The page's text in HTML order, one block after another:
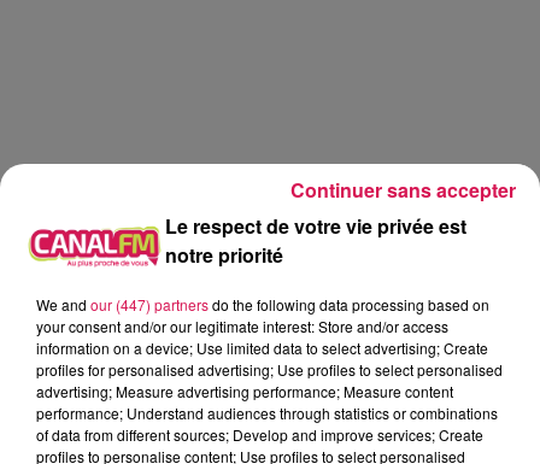
Lucas GLVL
Lucas GLVL - 30.05.2026 - CLUB'IN CANAL FM 23H
MINUIT
Le respect de votre vie privée est
notre priorité
We and our (447) partnersdo the following data processing based on
your consent and/or our legitimate interest: Store and/or access
information on a device; Use limited data to select advertising; Create
profiles for personalised advertising; Use profiles to select personalised
advertising; Measure advertising performance; Measure content
performance; Understand audiences through statistics or combinations
of data from different sources; Develop and improve services; Create
profiles to personalise content; Use profiles to select personalised
Continuer sans accepter